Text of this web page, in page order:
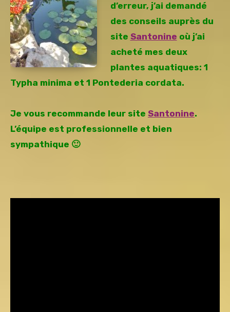
d’erreur, j’ai demandé
des conseils auprès du
site Santonine où j’ai
acheté mes deux
plantes aquatiques: 1
Typha minima et 1 Pontederia cordata.
Je vous recommande leur site Santonine.
L’équipe est professionnelle et bien
sympathique 🙂